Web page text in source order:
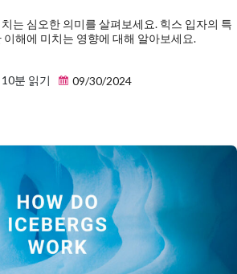
는 심오한 의미를 살펴보세요. 힉스 입자의 특
이해에 미치는 영향에 대해 알아보세요.
10분 읽기 09/30/2024